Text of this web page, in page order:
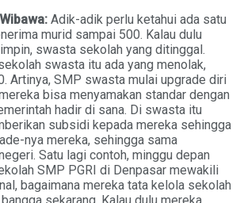
Adik-adik perlu ketahui ada satu
murid sampai 500. Kalau dulu
swasta sekolah yang ditinggal.
swasta itu ada yang menolak,
Artinya, SMP swasta mulai upgrade diri
bisa menyamakan standar dengan
hadir di sana. Di swasta itu
subsidi kepada mereka sehingga
nya mereka, sehingga sama
Satu lagi contoh, minggu depan
SMP PGRI di Denpasar mewakili
bagaimana mereka tata kelola sekolah